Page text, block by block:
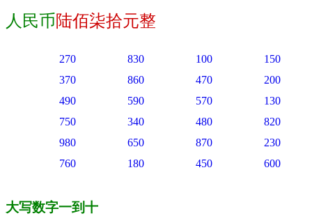
人民币 陆佰柒拾元整
270 830 100
150
370
860 470
200
490
590 570
130
750
340 480
820
980
650 870
230
760
180 450 600
大写数字一到十